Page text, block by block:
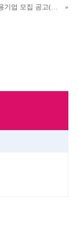
[공고] 2022년 개발지원 창업플랫폼 3차 이용기업 모집 공고(선착순 마감)
»